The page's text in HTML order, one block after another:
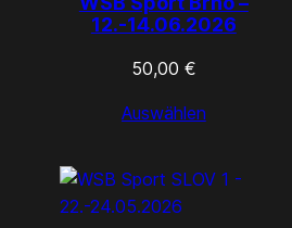
12.-14.06.2026
50,00 €
Auswählen